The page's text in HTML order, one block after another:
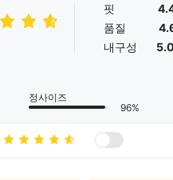
핏
품질
내구성
정사이즈
96%